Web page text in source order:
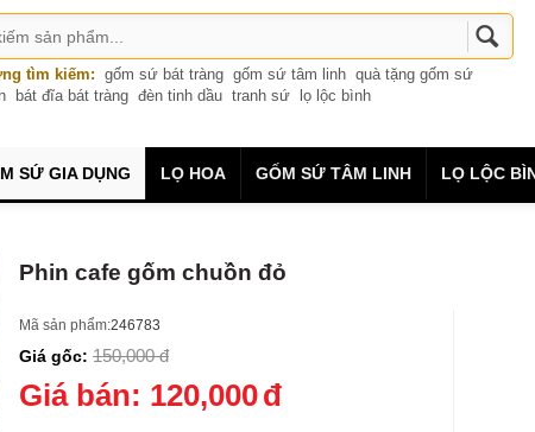
tìm kiếm: gốm sứ bát tràng gốm sứ tâm linh quà tặng gốm sứ
bát đĩa bát tràng đèn tinh dầu tranh sứ lọ lộc bình
SỨ GIA DỤNG LỌ HOA GỐM SỨ TÂM LINH LỌ LỘC
Phin cafe gốm chuồn đỏ
Mã sản phẩm:246783
Giá gốc: 150,000 đ
Giá bán: 120,000đ